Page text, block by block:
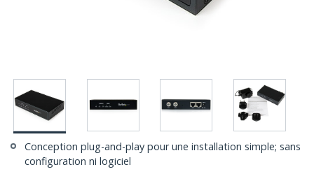
Conception plug-and-play pour une installation simple; sans
configuration ni logiciel